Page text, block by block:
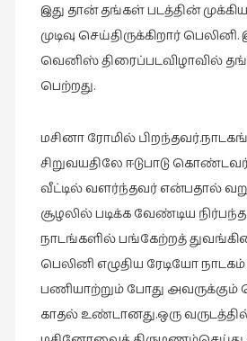
இது தான் தங்கள் படத்தின்
முடிவு செய்திருக்கிறார்
வெனிஸ் திரைப்படவிழாவில்
பெற்றது.
மசினா ரோமில்
சிறுவயதிலே ஈடுபாடு
வீட்டில் வளர்ந்தவர் என்பதால்
சூழலில் படிக்க வேண்டிய
நாடங்களில் பங்கேற்றத்
பெலினி எழுதிய ரேடியோ
பணியாற்றும் போது அவருக்கும்
காதல் உண்டானது.ஒரு